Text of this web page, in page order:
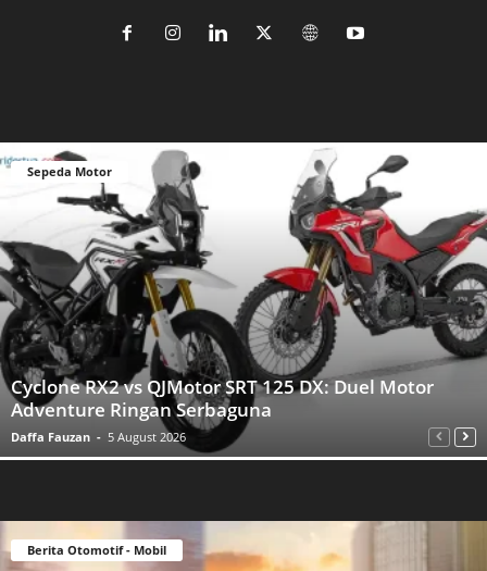
Sepeda Motor
Cyclone RX2 vs QJMotor SRT 125 DX: Duel Motor
Adventure Ringan Serbaguna
Daffa Fauzan - 5 August 2026
Berita Otomotif - Mobil